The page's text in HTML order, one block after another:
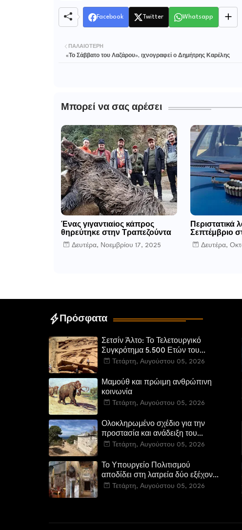
Facebook Twitter Whatsapp
ΠΑΛΑΙΌΤΕΡΗ
«Το Σάββατο του Λαζάρου», ιχνογραφεί ο Δημήτρης Καρέλης
Μπορεί να σας αρέσει
Ένας γιγαντιαίος κάπρος
θηρεύτηκε στην Τραπεζούντα
Δευτέρα, Νοεμβρίου 17, 2025
Περιστατικά
Σεπτέμβριο
Δευτέρα,
Πρόσφατα
Σετσίν Άλτο: Το Τελετουργικό
Συγκρότημα 5.500 Ετών του
ΠερούΤετάρτη, Αυγούστου 05, 2026
Μαμούθ και πρώιμη ανθρώπινη
κοινωνία
Τετάρτη, Αυγούστου 05, 2026
Ολοκληρωμένο σχέδιο για την
προστασία και ανάδειξη του
Ραμνούντος
Τετάρτη, Αυγούστου 05, 2026
Το Υπουργείο Πολιτισμού
αποδίδει στη λατρεία δύο εξέχοντα
βυζαντινά μνημεία στην Καστοριά
Τετάρτη, Αυγούστου 05, 2026